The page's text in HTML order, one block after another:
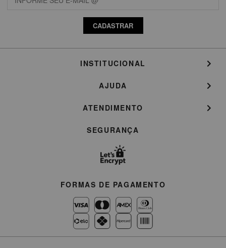
CADASTRAR
INSTITUCIONAL
AJUDA
ATENDIMENTO
SEGURANÇA
FORMAS DE PAGAMENTO